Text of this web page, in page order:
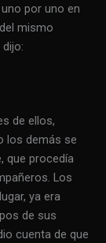
por uno en
mismo
de ellos,
los demás se
que procedía
Los
ya era
de sus
cuenta de que